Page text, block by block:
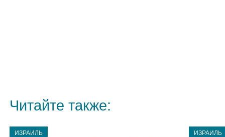
Читайте также:
ИЗРАИЛЬ ИЗРАИЛЬ